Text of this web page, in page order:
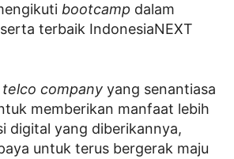
bootcamp dalam
terbaik IndonesiaNEXT
company yang senantiasa
memberikan manfaat lebih
digital yang diberikannya,
untuk terus bergerak maju